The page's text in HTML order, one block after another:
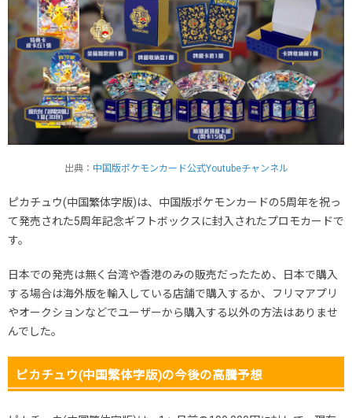
出典： 中国版ポケモンカード公式Youtubeチャンネル
ピカチュウ(中国繁体字版)は、中国版ポケモンカードの5周年を祝っ
て発売された5周年記念ギフトボックスに封入されたプロモカードで
す。
日本での発売は無く台湾や香港のみの販売だったため、日本で購入
する場合は海外版を輸入している店舗で購入するか、フリマアプリ
やオークションなどでユーザーから購入する以外の方法はありませ
んでした。
ピカチュウ(中国繁体字版)の今後の高騰予想